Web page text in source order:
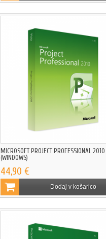
MICROSOFT PROJECT PROFESSIONAL 2010
(WINDOWS)
44,90 €
Dodaj v košarico